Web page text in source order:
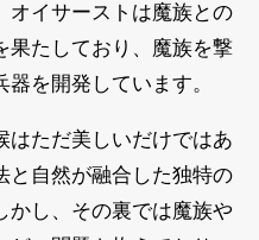
オイサーストは魔族との
果たしており、魔族を撃
を開発しています。
はただ美しいだけではあ
と自然が融合した独特の
かし、その裏では魔族や